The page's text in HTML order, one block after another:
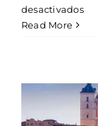
desactivadosen
Read More